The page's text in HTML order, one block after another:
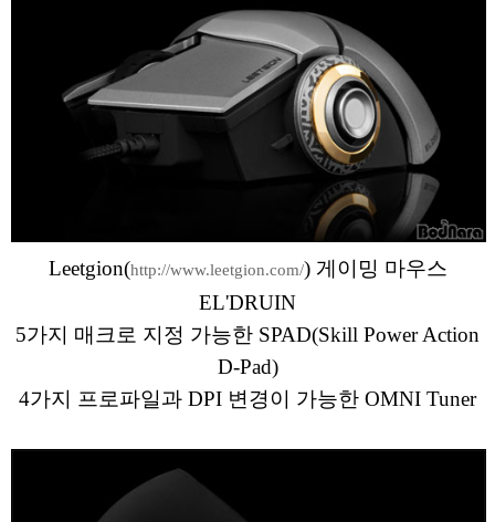
Leetgion(http://www.leetgion.com/) 게이밍 마우스
EL'DRUIN
5가지 매크로 지정 가능한 SPAD(Skill Power Action
D-Pad)
4가지 프로파일과 DPI 변경이 가능한 OMNI Tuner